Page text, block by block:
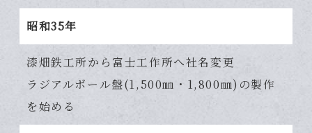
昭和35年
漆畑鉄工所から富士工作所へ社名変更
ラジアルボール盤(1,500㎜・1,800㎜)の製作
を始める